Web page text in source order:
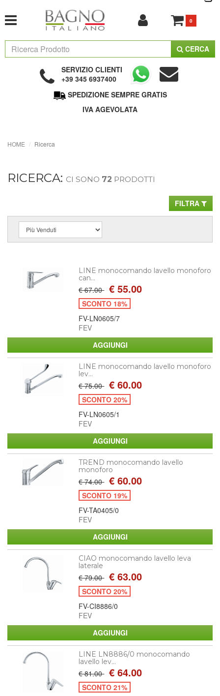
0
CERCA
SERVIZIO CLIENTI
+39 345 6937400
SPEDIZIONE SEMPRE GRATIS
IVA AGEVOLATA
HOME Ricerca
RICERCA: CI SONO 72 PRODOTTI
FILTRA
LINE monocomando lavello monoforo
can...
€ 67.00 € 55.00
SCONTO 18%
FV-LN0605/7
FEV
LINE monocomando lavello monoforo
lev...
€ 75.00 € 60.00
SCONTO 20%
FV-LN0605/1
FEV
TREND monocomando lavello
monoforo
€ 74.00 € 60.00
SCONTO 19%
FV-TA0405/0
FEV
CIAO monocomando lavello leva
laterale
€ 79.00 € 63.00
SCONTO 20%
FV-CI8886/0
FEV
LINE LN8886/0 monocomando
lavello lev...
€ 81.00 € 64.00
SCONTO 21%